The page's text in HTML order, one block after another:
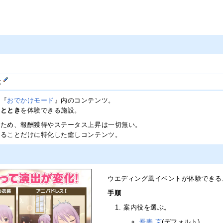
おでかけモード 』内のコンテンツ。
とき を体験できる施設。
め、報酬獲得やステータス上昇は一切無い。
ことだけに特化した癒しコンテンツ。
ウエディング風イベントが体験でき
手順
案内役を選ぶ。